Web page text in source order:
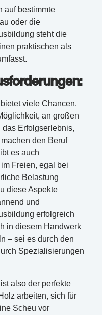
auf bestimmte
oder die
steht die
praktischen als
viele Chancen.
an großen
Erfolgserlebnis,
den Beruf
es auch
Freien, egal bei
Belastung
diese Aspekte
und
erfolgreich
in diesem Handwerk
– sei es durch den
Spezialisierungen
also der perfekte
arbeiten, sich für
Scheu vor